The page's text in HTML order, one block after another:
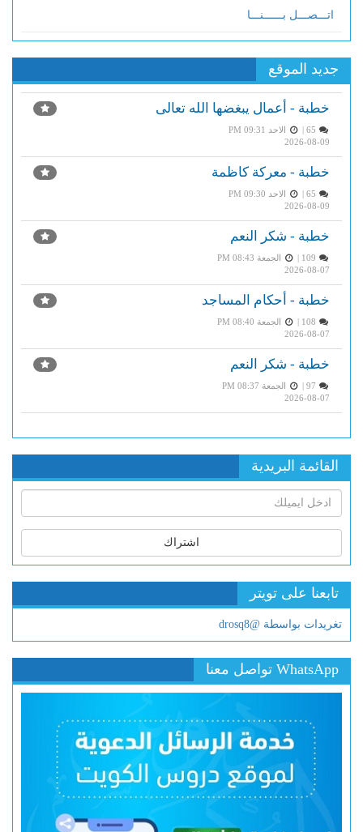
اتـــصـــل بــــــنـــا
جديد الموقع
خطبة - أعمال يبغضها الله تعالى
الاحد PM 09:31
2026-08-09
خطبة - معركة كاظمة
الاحد PM 09:30
2026-08-09
خطبة - شكر النعم
الجمعة PM 08:43
2026-08-07
خطبة - أحكام المساجد
الجمعة PM 08:40
2026-08-07
خطبة - شكر النعم
الجمعة PM 08:37
2026-08-07
القائمة البريدية
اشتراك
تابعنا على تويتر
تغريدات بواسطة @drosq8
WhatsApp تواصل معنا